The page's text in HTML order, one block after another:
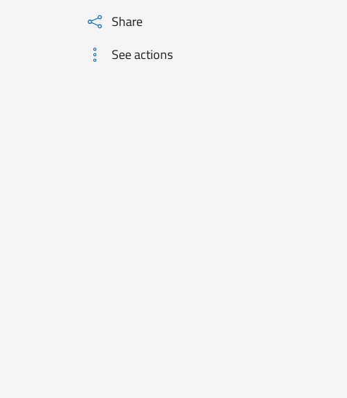
Share
See actions